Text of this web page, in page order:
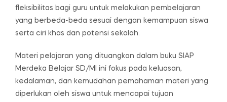
fleksibilitas bagi guru untuk melakukan pembelajaran
yang berbeda-beda sesuai dengan kemampuan siswa
serta ciri khas dan potensi sekolah.
Materi pelajaran yang dituangkan dalam buku SIAP
Merdeka Belajar SD/MI ini fokus pada keluasan,
kedalaman, dan kemudahan pemahaman materi yang
diperlukan oleh siswa untuk mencapai tujuan